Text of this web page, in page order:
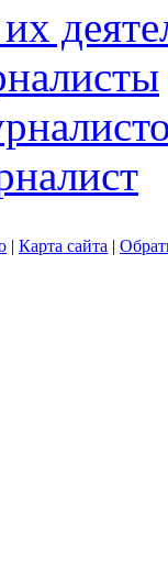
| Карта сайта |